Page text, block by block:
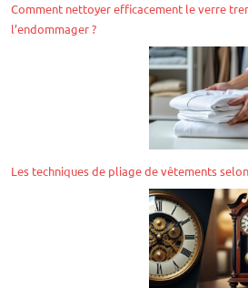
Comment nettoyer efficacement le verre
l’endommager ?
Les techniques de pliage de vêtements